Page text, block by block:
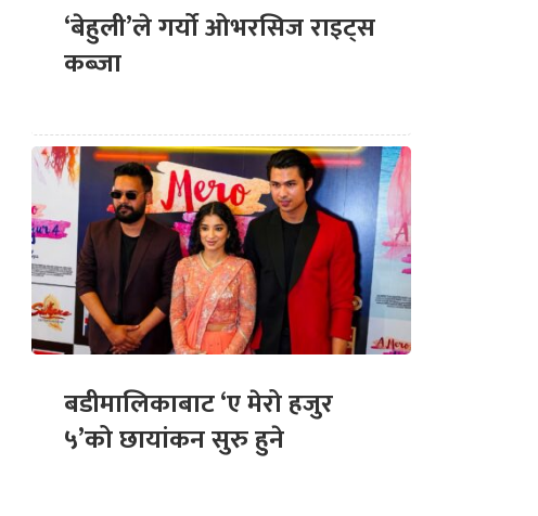
‘बेहुली’ले गर्यो ओभरसिज राइट्स
कब्जा
बडीमालिकाबाट ‘ए मेरो हजुर
५’को छायांकन सुरु हुने